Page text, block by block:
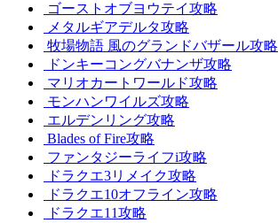
ゴーストオブヨウテイ攻略
メタルギアデルタ攻略
牧場物語 風のグランドバザール攻略
ドンキーコングバナンザ攻略
マリオカートワールド攻略
モンハンワイルズ攻略
エルデンリング攻略
Blades of Fire攻略
ファンタジーライフi攻略
ドラクエ3リメイク攻略
ドラクエ10オフライン攻略
ドラクエ11攻略